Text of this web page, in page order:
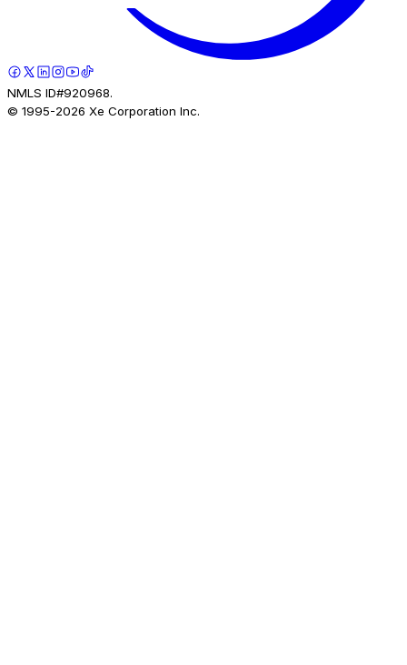
NMLS ID#920968.
© 1995-2026 Xe Corporation Inc.